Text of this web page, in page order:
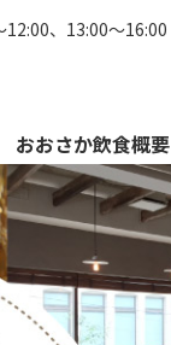
おおさか飲食概要
12:00、13:00〜16:00